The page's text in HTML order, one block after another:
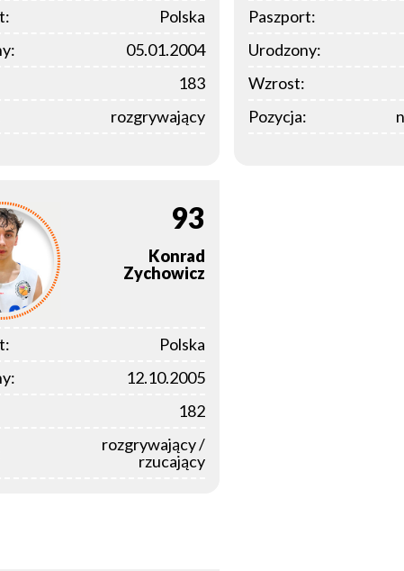
Polska
05.01.2004
183
rozgrywający
Paszport:
Urodzony:
Wzrost:
Pozycja:
93
Konrad
Zychowicz
Polska
12.10.2005
182
rozgrywający /
rzucający